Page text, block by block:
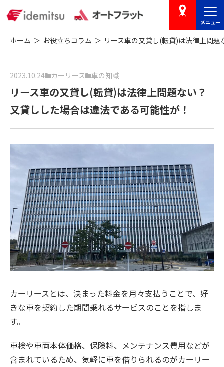
店舗を探す
メニュー
ホーム お役立ちコラム リース車の又貸し(転貸)は法律上問
2023.10.24 カーリース 車の知識
リース車の又貸し(転貸)は法律上問題ない？
又貸しした場合は違法である可能性が！
カーリースとは、決まった料金を月々支払うことで、好
きな車を契約した期間乗れるサービスのことを指しま
す。
車検や車両本体価格、保険料、メンテナンス費用などが
含まれているため、気軽に車を借りられるのがカーリー